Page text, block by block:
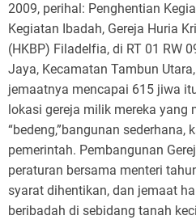
2009, perihal: Penghentian
Kegiatan Ibadah, Gereja Huria
(HKBP) Filadelfia, di RT 01 RW
Jaya, Kecamatan Tambun
jemaatnya mencapai 615 jiwa
lokasi gereja milik mereka yang
“bedeng,”bangunan sederhana,
pemerintah. Pembangunan
peraturan bersama menteri
syarat dihentikan, dan jemaat
beribadah di sebidang tanah